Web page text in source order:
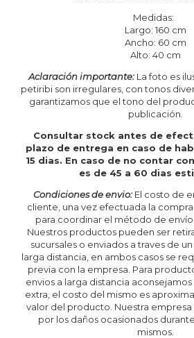
Medidas:
Largo: 160 cm
Ancho: 60 cm
Alto: 40 cm
Aclaración importante:La foto es
petiribi son irregulares, con tonos
garantizamos que el tono del
publicación.
Consultar stock antes de
plazo de entrega en caso de
15 dias. En caso de no contar
es de 45 a 60 dias
Condiciones de envio: El costo de
cliente, una vez efectuada la
para coordinar el método de
Nuestros productos pueden ser
sucursales o enviados a traves de
larga distancia, en ambos casos se
previa con la empresa. Para
envios a larga distancia
extra, el costo del mismo es
valor del producto. Nuestra empresa
por los daños ocasionados
mismos.